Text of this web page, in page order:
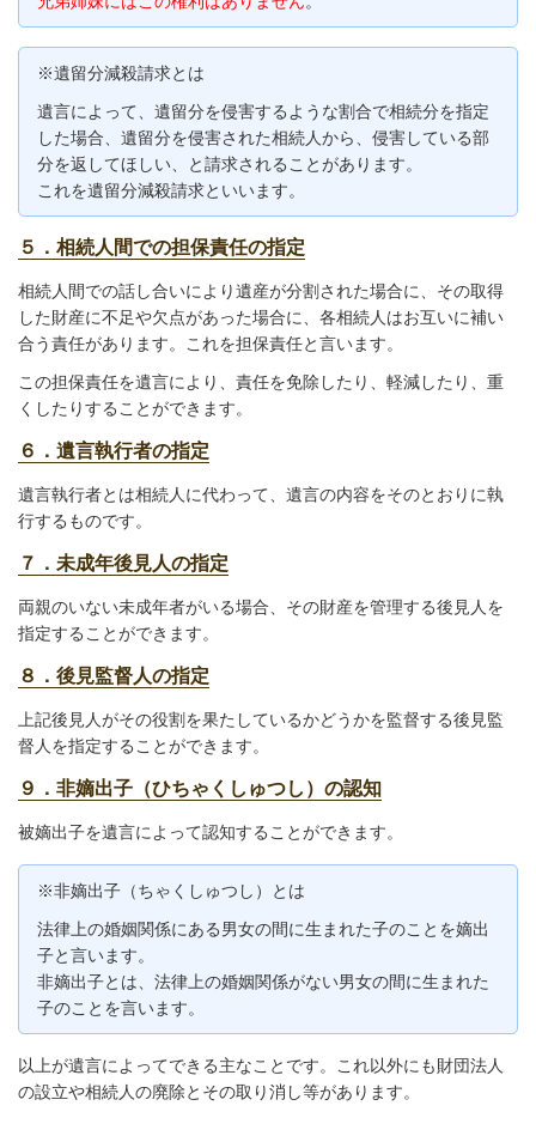
※遺留分減殺請求とは
遺言によって、遺留分を侵害するような割合で相続分を指定
した場合、遺留分を侵害された相続人から、侵害している部
分を返してほしい、と請求されることがあります。
これを遺留分減殺請求といいます。
５．相続人間での担保責任の指定
相続人間での話し合いにより遺産が分割された場合に、その取得
した財産に不足や欠点があった場合に、各相続人はお互いに補い
合う責任があります。これを担保責任と言います。
この担保責任を遺言により、責任を免除したり、軽減したり、重
くしたりすることができます。
６．遺言執行者の指定
遺言執行者とは相続人に代わって、遺言の内容をそのとおりに執
行するものです。
７．未成年後見人の指定
両親のいない未成年者がいる場合、その財産を管理する後見人を
指定することができます。
８．後見監督人の指定
上記後見人がその役割を果たしているかどうかを監督する後見監
督人を指定することができます。
９．非嫡出子（ひちゃくしゅつし）の認知
被嫡出子を遺言によって認知することができます。
※非嫡出子（ちゃくしゅつし）とは
法律上の婚姻関係にある男女の間に生まれた子のことを嫡出
子と言います。
非嫡出子とは、法律上の婚姻関係がない男女の間に生まれた
子のことを言います。
以上が遺言によってできる主なことです。これ以外にも財団法人
の設立や相続人の廃除とその取り消し等があります。